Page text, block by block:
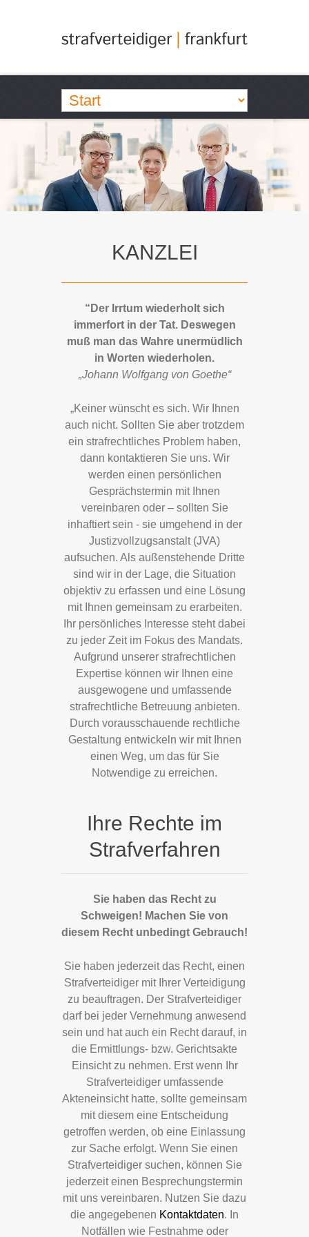
KANZLEI
“Der Irrtum wiederholt sich
immerfort in der Tat. Deswegen
muß man das Wahre unermüdlich
in Worten wiederholen.
„Johann Wolfgang von Goethe“
„Keiner wünscht es sich. Wir Ihnen
auch nicht. Sollten Sie aber trotzdem
ein strafrechtliches Problem haben,
dann kontaktieren Sie uns. Wir
werden einen persönlichen
Gesprächstermin mit Ihnen
vereinbaren oder – sollten Sie
inhaftiert sein - sie umgehend in der
Justizvollzugsanstalt (JVA)
aufsuchen. Als außenstehende Dritte
sind wir in der Lage, die Situation
objektiv zu erfassen und eine Lösung
mit Ihnen gemeinsam zu erarbeiten.
Ihr persönliches Interesse steht dabei
zu jeder Zeit im Fokus des Mandats.
Aufgrund unserer strafrechtlichen
Expertise können wir Ihnen eine
ausgewogene und umfassende
strafrechtliche Betreuung anbieten.
Durch vorausschauende rechtliche
Gestaltung entwickeln wir mit Ihnen
einen Weg, um das für Sie
Notwendige zu erreichen.
Ihre Rechte im
Strafverfahren
Sie haben das Recht zu
Schweigen! Machen Sie von
diesem Recht unbedingt Gebrauch!
Sie haben jederzeit das Recht, einen
Strafverteidiger mit Ihrer Verteidigung
zu beauftragen. Der Strafverteidiger
darf bei jeder Vernehmung anwesend
sein und hat auch ein Recht darauf, in
die Ermittlungs- bzw. Gerichtsakte
Einsicht zu nehmen. Erst wenn Ihr
Strafverteidiger umfassende
Akteneinsicht hatte, sollte gemeinsam
mit diesem eine Entscheidung
getroffen werden, ob eine Einlassung
zur Sache erfolgt. Wenn Sie einen
Strafverteidiger suchen, können Sie
jederzeit einen Besprechungstermin
mit uns vereinbaren. Nutzen Sie dazu
die angegebenen Kontaktdaten. In
Notfällen wie Festnahme oder